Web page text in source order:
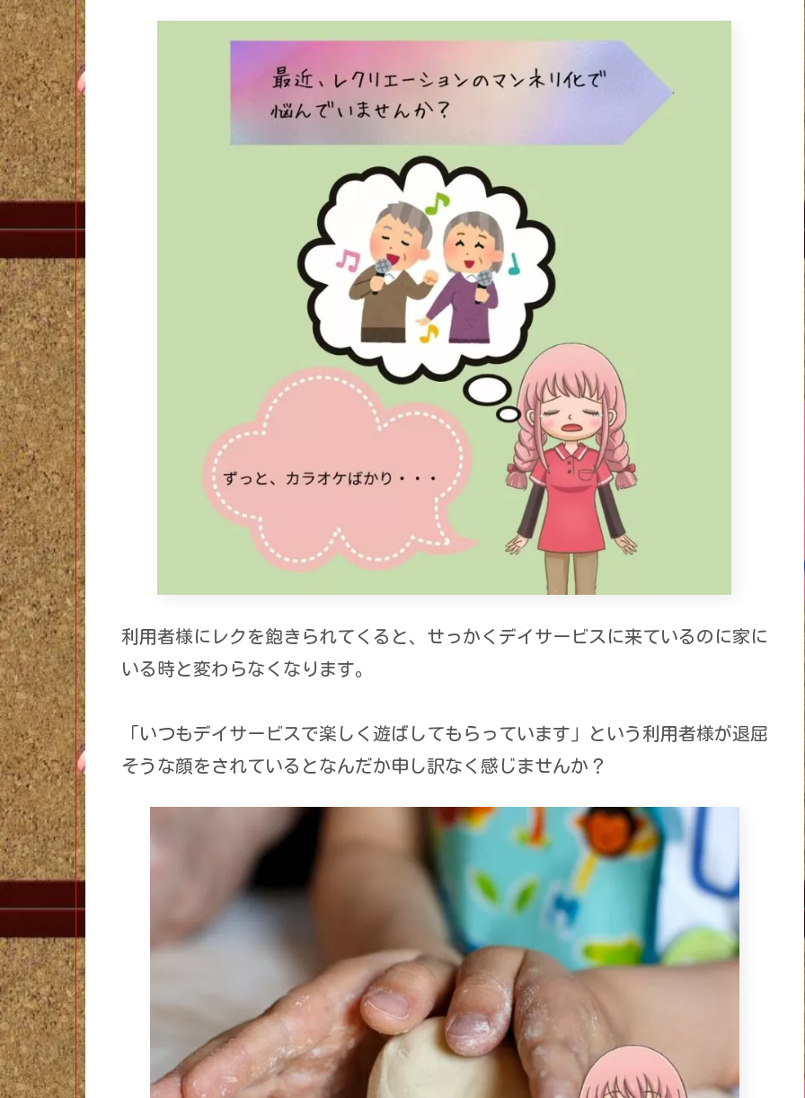
利用者様にレクを飽きられてくると、せっかくデイサービスに来ているのに家に
いる時と変わらなくなります。
「いつもデイサービスで楽しく遊ばしてもらっています」という利用者様が退屈
そうな顔をされているとなんだか申し訳なく感じませんか？